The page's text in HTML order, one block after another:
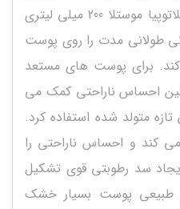
التهاب شدید میشود. بالم استلاتوپیا موستلا 200 میلی لیتری
طولانی مدت را روی پوست
برای پوست های مستعد
احساس ناراحتی کمک می
متولد شده استفاده کرد.
کند و احساس ناراحتی را
سد رطوبتی قوی تشکیل
و طبیعی پوست بسیار خشک